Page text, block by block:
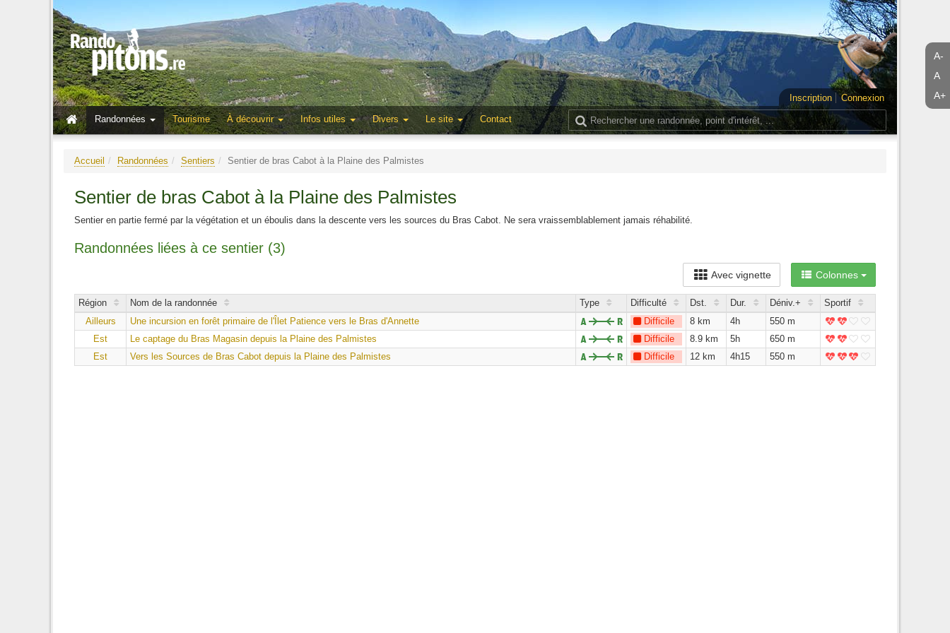
A-
A
A+
Inscription
Connexion
Randonnées
Tourisme À découvrir Infos utiles Divers Le site Contact
Accueil Randonnées Sentiers Sentier de bras Cabot à la Plaine des Palmistes
Sentier de bras Cabot à la Plaine des Palmistes
Sentier en partie fermé par la végétation et un éboulis dans la descente vers les sources du Bras Cabot. Ne sera vraissemblablement jamais réhabilité.
Randonnées liées à ce sentier (3)
Colonnes
Avec vignette
Région Nom de la randonnée Type Difficulté Dst. Dur. Déniv.+
Sportif
Ailleurs
Une incursion en forêt primaire de l'Îlet Patience vers le Bras d'Annette Difficile 8 km 4h
550 m
Est
Le captage du Bras Magasin depuis la Plaine des Palmistes Difficile 8.9 km 5h
650 m
Est
Vers les Sources de Bras Cabot depuis la Plaine des Palmistes Difficile 12 km 4h15 550 m